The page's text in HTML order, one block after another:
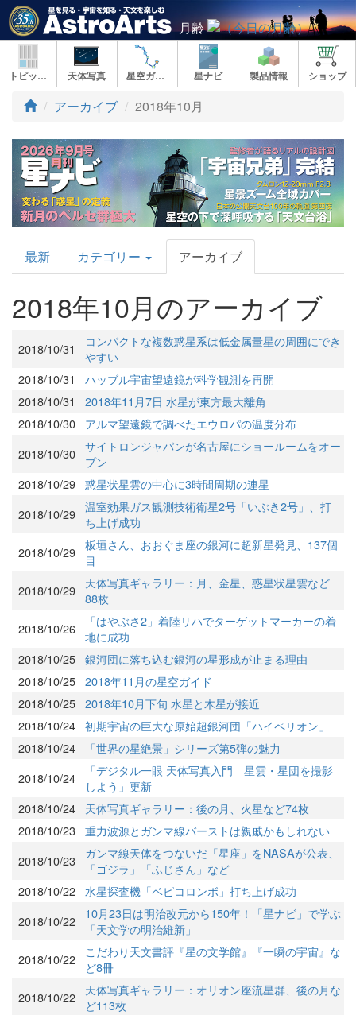
月齢
トピックス 天体写真 星空ガイド 星ナビ 製品情報 ショップ
アーカイブ 2018年10月
AstroArts
Topics
最新 カテゴリー アーカイブ
2018年10月のアーカイブ
2018/10/31
コンパクトな複数惑星系は低金属量星の周囲にでき
やすい
2018/10/31
ハッブル宇宙望遠鏡が科学観測を再開
2018/10/31
2018年11月7日 水星が東方最大離角
2018/10/30
アルマ望遠鏡で調べたエウロパの温度分布
2018/10/30 サイトロンジャパンが名古屋にショールームをオー
プン
2018/10/29 惑星状星雲の中心に3時間周期の連星
2018/10/29 温室効果ガス観測技術衛星2号「いぶき2号」、打
ち上げ成功
2018/10/29 板垣さん、おおぐま座の銀河に超新星発見、137個
目
2018/10/29
天体写真ギャラリー：月、金星、惑星状星雲など
88枚
2018/10/26
「はやぶさ2」着陸リハでターゲットマーカーの着
地に成功
2018/10/25 銀河団に落ち込む銀河の星形成が止まる理由
2018/10/25 2018年11月の星空ガイド
2018/10/25 2018年10月下旬 水星と木星が接近
2018/10/24 初期宇宙の巨大な原始超銀河団「ハイペリオン」
2018/10/24
「世界の星絶景」シリーズ第5弾の魅力
2018/10/24
「デジタル一眼 天体写真入門 星雲・星団を撮影
しよう」更新
2018/10/24
天体写真ギャラリー：後の月、火星など74枚
2018/10/23 重力波源とガンマ線バーストは親戚かもしれない
2018/10/23
ガンマ線天体をつないだ「星座」をNASAが公表、
「ゴジラ」「ふじさん」など
2018/10/22 水星探査機「ベピコロンボ」打ち上げ成功
2018/10/22
10月23日は明治改元から150年！「星ナビ」で学ぶ
「天文学の明治維新」
2018/10/22
こだわり天文書評『星の文学館』『一瞬の宇宙』な
ど8冊
2018/10/22
天体写真ギャラリー：オリオン座流星群、後の月な
ど113枚